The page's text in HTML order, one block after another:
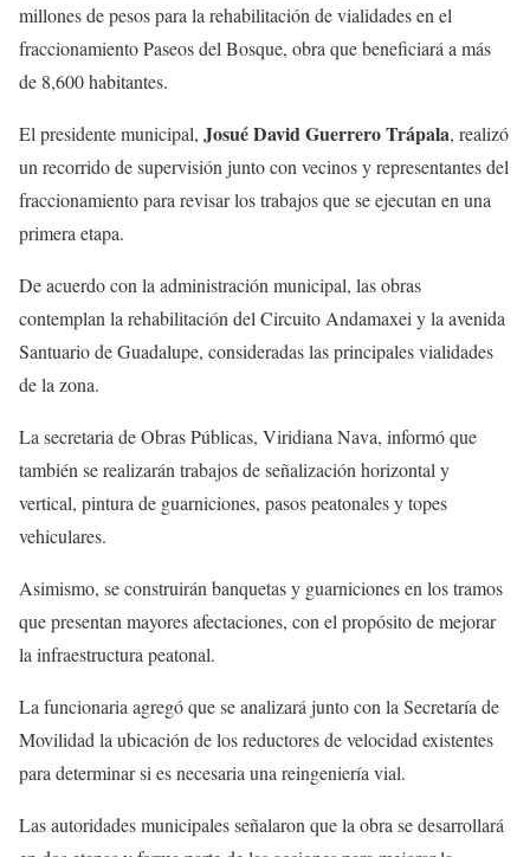
millones de pesos para la rehabilitación de vialidades en el
fraccionamiento Paseos del Bosque, obra que beneficiará a más
de 8,600 habitantes.
El presidente municipal, Josué David Guerrero Trápala, realizó
un recorrido de supervisión junto con vecinos y representantes del
fraccionamiento para revisar los trabajos que se ejecutan en una
primera etapa.
De acuerdo con la administración municipal, las obras
contemplan la rehabilitación del Circuito Andamaxei y la avenida
Santuario de Guadalupe, consideradas las principales vialidades
de la zona.
La secretaria de Obras Públicas, Viridiana Nava, informó que
también se realizarán trabajos de señalización horizontal y
vertical, pintura de guarniciones, pasos peatonales y topes
vehiculares.
Asimismo, se construirán banquetas y guarniciones en los tramos
que presentan mayores afectaciones, con el propósito de mejorar
la infraestructura peatonal.
La funcionaria agregó que se analizará junto con la Secretaría de
Movilidad la ubicación de los reductores de velocidad existentes
para determinar si es necesaria una reingeniería vial.
Las autoridades municipales señalaron que la obra se desarrollará